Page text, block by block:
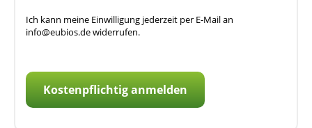
Ich kann meine Einwilligung jederzeit per E-Mail an
info@eubios.de widerrufen.
Kostenpflichtig anmelden